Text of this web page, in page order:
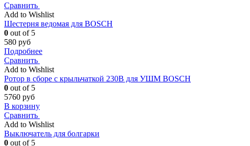
Сравнить
Add to Wishlist
Шестерня ведомая для BOSCH
0 out of 5
580 руб
Подробнее
Сравнить
Add to Wishlist
Ротор в сборе с крыльчаткой 230В для УШМ BOSCH
0 out of 5
5760 руб
В корзину
Сравнить
Add to Wishlist
Выключатель для болгарки
0 out of 5